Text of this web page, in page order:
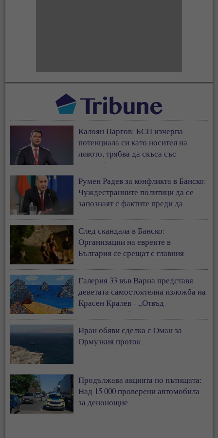
Калоян Паргов: БСП изчерпа
потенциала си като носител на
лявото, трябва да скъса със
съветофилската същност
Румен Радев за конфликта в Банско:
Чуждестранните политици да се
запознаят с фактите преди да
След скандала в Банско:
Организации на евреите в
България се срещат с главния
Галерия 33 във Варна представя
деветата самостоятелна изложба на
Красен Кралев - „Отвъд
съзерцанието“
Иран обяви сделка с Оман за
Ормузкия проток
Продължава акцията по пътищата:
Над 15 000 проверени автомобила
за денонощие